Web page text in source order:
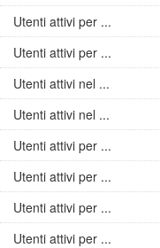
Utenti attivi per ...
Utenti attivi per ...
Utenti attivi nel ...
Utenti attivi nel ...
Utenti attivi per ...
Utenti attivi per ...
Utenti attivi per ...
Utenti attivi per ...